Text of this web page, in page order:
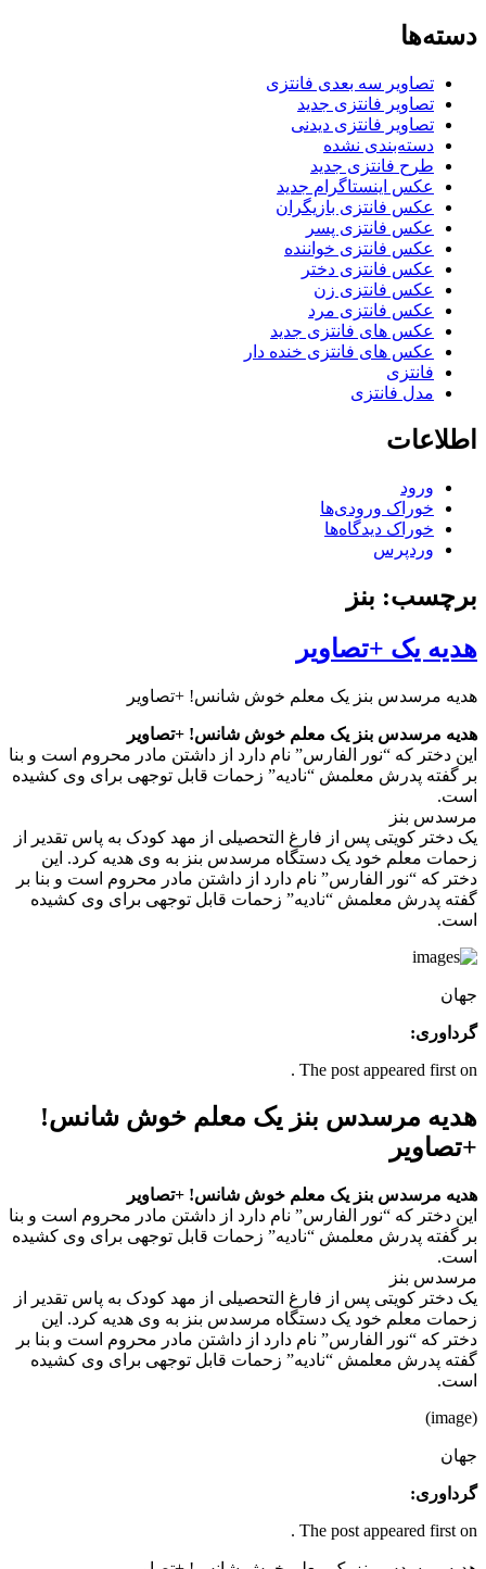
دسته‌ها
تصاویر سه بعدی فانتزی
تصاویر فانتزی جدید
تصاویر فانتزی دیدنی
دسته‌بندی نشده
طرح فانتزی جدید
عکس اینستاگرام جدید
عکس فانتزی بازیگران
عکس فانتزی پسر
عکس فانتزی خواننده
عکس فانتزی دختر
عکس فانتزی زن
عکس فانتزی مرد
عکس های فانتزی جدید
عکس های فانتزی خنده دار
فانتزی
مدل فانتزی
اطلاعات
ورود
خوراک ورودی‌ها
خوراک دیدگاه‌ها
وردپرس
برچسب: بنز
هدیه یک +تصاویر
هدیه مرسدس بنز یک معلم خوش شانس! +تصاویر
هدیه مرسدس بنز یک معلم خوش شانس! +تصاویر
این دختر که “نور الفارس” نام دارد از داشتن مادر محروم است و بنا
بر گفته پدرش معلمش “نادیه” زحمات قابل توجهی برای وی کشیده
است.
مرسدس بنز
یک دختر کویتی پس از فارغ التحصیلی از مهد کودک به پاس تقدیر از
زحمات معلم خود یک دستگاه مرسدس بنز به وی هدیه کرد. این
دختر که “نور الفارس” نام دارد از داشتن مادر محروم است و بنا بر
گفته پدرش معلمش “نادیه” زحمات قابل توجهی برای وی کشیده
است.
جهان
گرداوری:
The post appeared first on .
هدیه مرسدس بنز یک معلم خوش شانس!
+تصاویر
هدیه مرسدس بنز یک معلم خوش شانس! +تصاویر
این دختر که “نور الفارس” نام دارد از داشتن مادر محروم است و بنا
بر گفته پدرش معلمش “نادیه” زحمات قابل توجهی برای وی کشیده
است.
مرسدس بنز
یک دختر کویتی پس از فارغ التحصیلی از مهد کودک به پاس تقدیر از
زحمات معلم خود یک دستگاه مرسدس بنز به وی هدیه کرد. این
دختر که “نور الفارس” نام دارد از داشتن مادر محروم است و بنا بر
گفته پدرش معلمش “نادیه” زحمات قابل توجهی برای وی کشیده
است.
(image)
جهان
گرداوری:
The post appeared first on .